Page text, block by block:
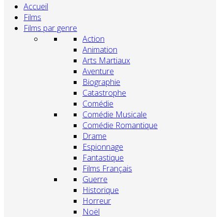
Accueil
Films
Films par genre
Action
Animation
Arts Martiaux
Aventure
Biographie
Catastrophe
Comédie
Comédie Musicale
Comédie Romantique
Drame
Espionnage
Fantastique
Films Français
Guerre
Historique
Horreur
Noël